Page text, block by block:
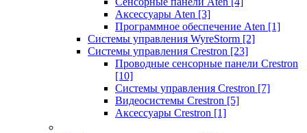
Аксессуары Aten [3]
Программное обеспечение Aten [1]
Системы управления WyreStorm [2]
Системы управления Crestron [23]
Проводные сенсорные панели Crestron
[10]
Системы управления Crestron [7]
Видеосистемы Crestron [5]
Аксессуары Crestron [1]